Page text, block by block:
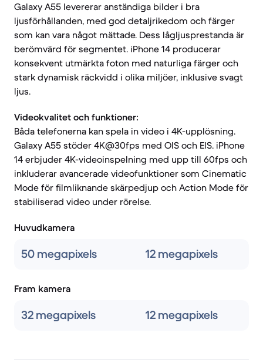
Galaxy A55 levererar anständiga bilder i bra
ljusförhållanden, med god detaljrikedom och färger
som kan vara något mättade. Dess lågljusprestanda är
berömvärd för segmentet. iPhone 14 producerar
konsekvent utmärkta foton med naturliga färger och
stark dynamisk räckvidd i olika miljöer, inklusive svagt
ljus.
Videokvalitet och funktioner:
Båda telefonerna kan spela in video i 4K-upplösning.
Galaxy A55 stöder 4K@30fps med OIS och EIS. iPhone
14 erbjuder 4K-videoinspelning med upp till 60fps och
inkluderar avancerade videofunktioner som Cinematic
Mode för filmliknande skärpedjup och Action Mode för
stabiliserad video under rörelse.
Huvudkamera
50 megapixels 12 megapixels
Fram kamera
32 megapixels 12 megapixels